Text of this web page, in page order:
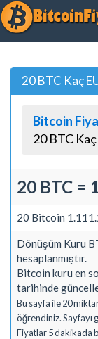
20 BTC Kaç
Bitcoin
20 BTC
20 BTC =
20 Bitcoin
Dönüşüm Kuru
hesaplanmıştır.
Bitcoin kuru en
tarihinde
Bu sayfa ile 20
öğrendiniz. Sayfayı
Fiyatlar 5 dakikada